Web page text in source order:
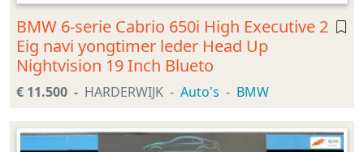
BMW 6-serie Cabrio 650i High Executive 2
Eig navi yongtimer leder Head Up
Nightvision 19 Inch Blueto
€ 11.500 HARDERWIJK Auto's BMW